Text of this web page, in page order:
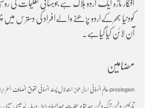
افکار تازہ ایک اردو بلاگ ہے جوبہائی تعلیمات کی
کودنیا بھرکےاردو پڑھنے والےافراد کی دسترس
آن لائن کیا گیاہے۔
مضامین
proslogion ؑعالم انسانی اسانی حقوق استدلال پسند انسانی حقوق انصاف اَنسلم
تارکین وطن ترک وطن جہد بقاء حضرت عبدالبہاء دانیال دریائے میسی سیپی